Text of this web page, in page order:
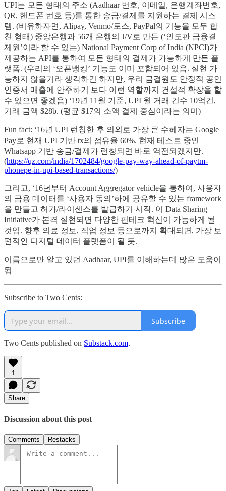
UPI는 모든 형태의 주소 (Aadhaar 번호, 이메일, 은행계좌번호,
QR, 핸드폰 번호 등)를 통한 송금/결제를 지원하는 결제 시스
템. (비유하자면, Alipay, Venmo/토스, PayPal의 기능을 모두 합
친 형태) 중앙은행과 56개 은행의 J/V로 만든 (‘인도판 금융결
제원’이라 할 수 있는) National Payment Corp of India (NPCI)가
제공하는 API를 통하여 모든 형태의 결제가 가능하게 만든 플
랫폼. (우리의 ‘오픈뱅킹’ 기능도 이미 포함되어 있음. 실현 가
능하지 않을거라 생각하긴 하지만, 우리 금결원도 안정적 공인
인증서 매출에 안주하기 보다 이런 역할까지 건설적 확장을 할
수 있으면 좋겠음) ‘19년 11월 기준, UPI 월 거래 건수 10억건,
거래 금액 $28b. (평균 $17의 소액 결제 중심이라는 의미)
Fun fact: ‘16년 UPI 런칭한 후 의외로 가장 큰 수혜자는 Google
Pay로 현재 UPI 기반 tx의 점유율 60%. 현재 테스트 중인
Whatsapp 기반 송금/결제가 런칭되면 바로 역전되겠지만.
(https://qz.com/india/1702484/google-pay-way-ahead-of-paytm-
phonepe-in-upi-based-transactions/)
그리고, ‘16년부터 Account Aggregator vehicle을 통하여, 사용자
의 금용 데이터를 ‘사용자 동의’하에 공유할 수 있는 framework
을 만들고 허가/라이센스를 발급하기 시작. 이 Data Sharing
Initiative가 본격 실현되면 다양한 핀테크 혁신이 가능하게 될
것임. 향후 의료 정보, 직업 정보 등으로까지 확대되면, 가장 보
편적인 디지털 데이터 플랫폼이 될 듯.
이름으로만 알고 있던 Aadhaar, UPI를 이해하는데 많은 도움이
됨
Subscribe to Two Cents:
Subscribe
Two Cents published on Substack.com.
1
Share
Discussion about this post
Comments Restacks